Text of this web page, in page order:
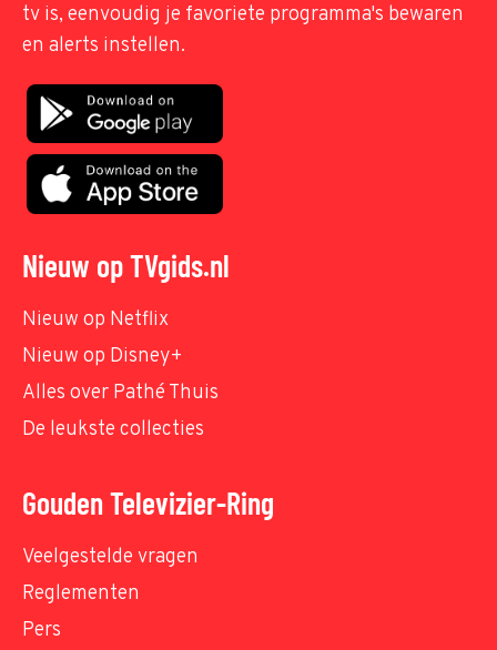
tv is, eenvoudig je favoriete programma's bewaren
en alerts instellen.
Nieuw op TVgids.nl
Nieuw op Netflix
Nieuw op Disney+
Alles over Pathé Thuis
De leukste collecties
Gouden Televizier-Ring
Veelgestelde vragen
Reglementen
Pers